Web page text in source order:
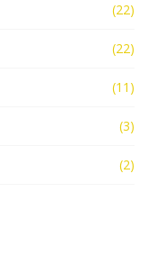
(22)
(22)
(11)
(3)
(2)